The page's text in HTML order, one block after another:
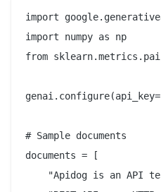
import
import numpy as np
from
# Sample documents
documents = [
"Apidog is an API